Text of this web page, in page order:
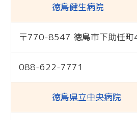
徳島健生病院
標準
〒770-8547 徳島市下助任町
088-622-7771
徳島県立中央病院